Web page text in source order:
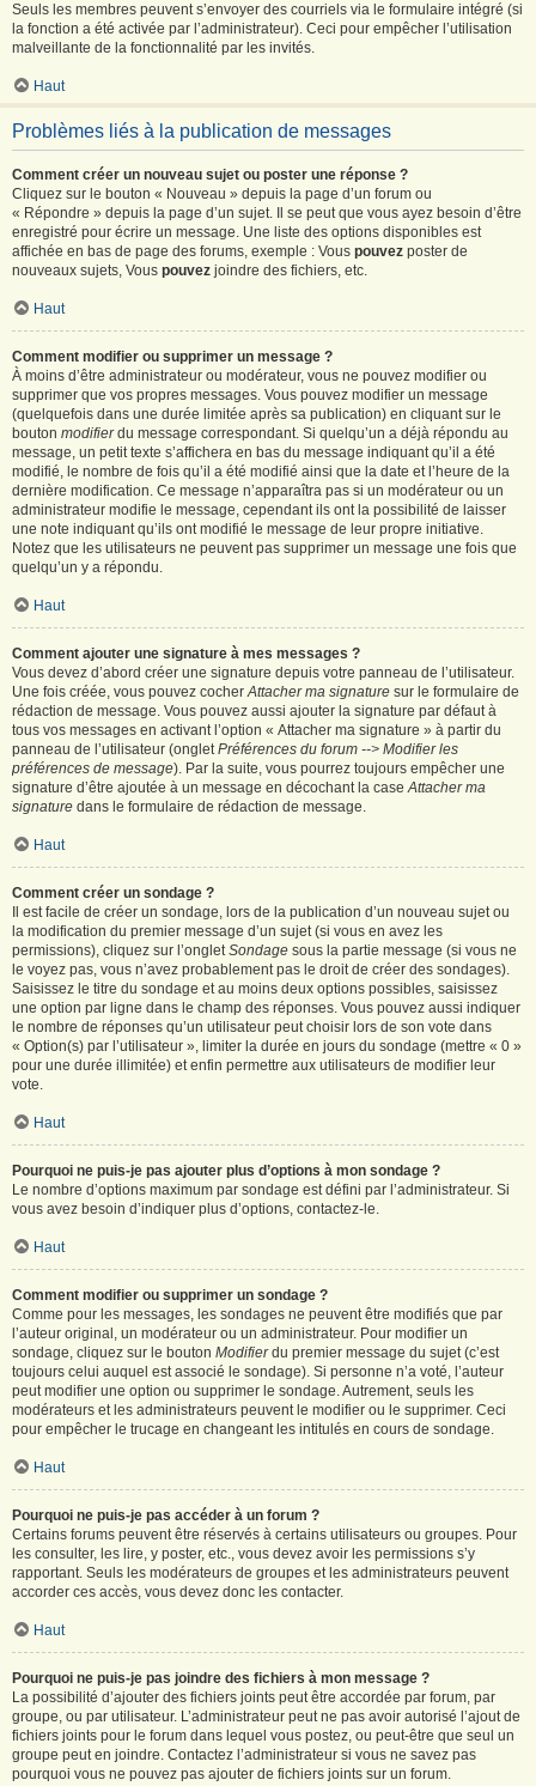
Seuls les membres peuvent s’envoyer des courriels via le formulaire intégré (si
la fonction a été activée par l’administrateur). Ceci pour empêcher l’utilisation
malveillante de la fonctionnalité par les invités.
Haut
Problèmes liés à la publication de messages
Comment créer un nouveau sujet ou poster une réponse ?
Cliquez sur le bouton « Nouveau » depuis la page d’un forum ou
« Répondre » depuis la page d’un sujet. Il se peut que vous ayez besoin d’être
enregistré pour écrire un message. Une liste des options disponibles est
affichée en bas de page des forums, exemple : Vous pouvez poster de
nouveaux sujets, Vous pouvez joindre des fichiers, etc.
Haut
Comment modifier ou supprimer un message ?
À moins d’être administrateur ou modérateur, vous ne pouvez modifier ou
supprimer que vos propres messages. Vous pouvez modifier un message
(quelquefois dans une durée limitée après sa publication) en cliquant sur le
bouton modifierdu message correspondant. Si quelqu’un a déjà répondu au
message, un petit texte s’affichera en bas du message indiquant qu’il a été
modifié, le nombre de fois qu’il a été modifié ainsi que la date et l’heure de la
dernière modification. Ce message n’apparaîtra pas si un modérateur ou un
administrateur modifie le message, cependant ils ont la possibilité de laisser
une note indiquant qu’ils ont modifié le message de leur propre initiative.
Notez que les utilisateurs ne peuvent pas supprimer un message une fois que
quelqu’un y a répondu.
Haut
Comment ajouter une signature à mes messages ?
Vous devez d’abord créer une signature depuis votre panneau de l’utilisateur.
Une fois créée, vous pouvez cocherAttacher ma signature sur le formulaire de
rédaction de message. Vous pouvez aussi ajouter la signature par défaut à
tous vos messages en activant l’option « Attacher ma signature » à partir du
panneau de l’utilisateur (ongletPréférences du forum --> Modifier les
préférences de message). Par la suite, vous pourrez toujours empêcher une
signature d’être ajoutée à un message en décochant la caseAttacher ma
signature dans le formulaire de rédaction de message.
Haut
Comment créer un sondage ?
Il est facile de créer un sondage, lors de la publication d’un nouveau sujet ou
la modification du premier message d’un sujet (si vous en avez les
permissions), cliquez sur l’ongletSondage sous la partie message (si vous ne
le voyez pas, vous n’avez probablement pas le droit de créer des sondages).
Saisissez le titre du sondage et au moins deux options possibles, saisissez
une option par ligne dans le champ des réponses. Vous pouvez aussi indiquer
le nombre de réponses qu’un utilisateur peut choisir lors de son vote dans
« Option(s) par l’utilisateur », limiter la durée en jours du sondage (mettre « 0 »
pour une durée illimitée) et enfin permettre aux utilisateurs de modifier leur
vote.
Haut
Pourquoi ne puis-je pas ajouter plus d’options à mon sondage ?
Le nombre d’options maximum par sondage est défini par l’administrateur. Si
vous avez besoin d’indiquer plus d’options, contactez-le.
Haut
Comment modifier ou supprimer un sondage ?
Comme pour les messages, les sondages ne peuvent être modifiés que par
l’auteur original, un modérateur ou un administrateur. Pour modifier un
sondage, cliquez sur le bouton Modifierdu premier message du sujet (c’est
toujours celui auquel est associé le sondage). Si personne n’a voté, l’auteur
peut modifier une option ou supprimer le sondage. Autrement, seuls les
modérateurs et les administrateurs peuvent le modifier ou le supprimer. Ceci
pour empêcher le trucage en changeant les intitulés en cours de sondage.
Haut
Pourquoi ne puis-je pas accéder à un forum ?
Certains forums peuvent être réservés à certains utilisateurs ou groupes. Pour
les consulter, les lire, y poster, etc., vous devez avoir les permissions s’y
rapportant. Seuls les modérateurs de groupes et les administrateurs peuvent
accorder ces accès, vous devez donc les contacter.
Haut
Pourquoi ne puis-je pas joindre des fichiers à mon message ?
La possibilité d’ajouter des fichiers joints peut être accordée par forum, par
groupe, ou par utilisateur. L’administrateur peut ne pas avoir autorisé l’ajout de
fichiers joints pour le forum dans lequel vous postez, ou peut-être que seul un
groupe peut en joindre. Contactez l’administrateur si vous ne savez pas
pourquoi vous ne pouvez pas ajouter de fichiers joints sur un forum.